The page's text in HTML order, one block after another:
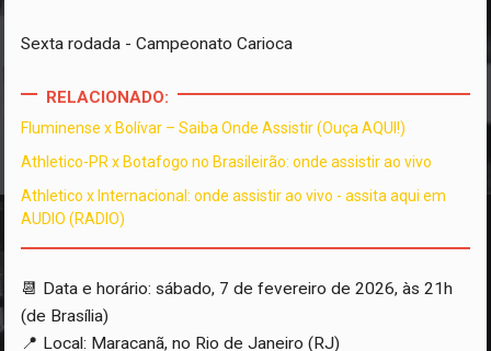
Sexta rodada - Campeonato Carioca
RELACIONADO:
Fluminense x Bolívar – Saiba Onde Assistir (Ouça AQUI!)
Athletico-PR x Botafogo no Brasileirão: onde assistir ao vivo
Athletico x Internacional: onde assistir ao vivo - assita aqui em
AUDIO (RADIO)
📆 Data e horário: sábado, 7 de fevereiro de 2026, às 21h
(de Brasília)
📍 Local: Maracanã, no Rio de Janeiro (RJ)